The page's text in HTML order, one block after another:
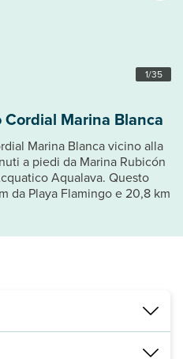
1/35
Marina Blanca
Marina Blanca vicino alla
a piedi da Marina Rubicón
Aqualava. Questo
da Playa Flamingo e 20,8 km